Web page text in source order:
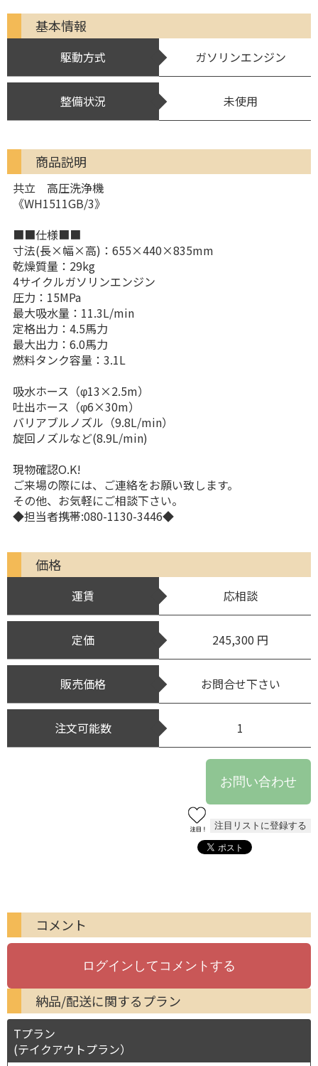
基本情報
駆動方式 ガソリンエンジン
整備状況 未使用
商品説明
共立 高圧洗浄機
《WH1511GB/3》
■■仕様■■
寸法(長×幅×高)：655×440×835mm
乾燥質量：29kg
4サイクルガソリンエンジン
圧力：15MPa
最大吸水量：11.3L/min
定格出力：4.5馬力
最大出力：6.0馬力
燃料タンク容量：3.1L
吸水ホース（φ13×2.5m）
吐出ホース（φ6×30m）
バリアブルノズル（9.8L/min）
旋回ノズルなど(8.9L/min)
現物確認O.K!
ご来場の際には、ご連絡をお願い致します。
その他、お気軽にご相談下さい。
◆担当者携帯:080-1130-3446◆
価格
運賃 応相談
定価 245,300 円
販売価格 お問合せ下さい
注文可能数 1
コメント
納品/配送に関するプラン
Tプラン
(テイクアウトプラン）